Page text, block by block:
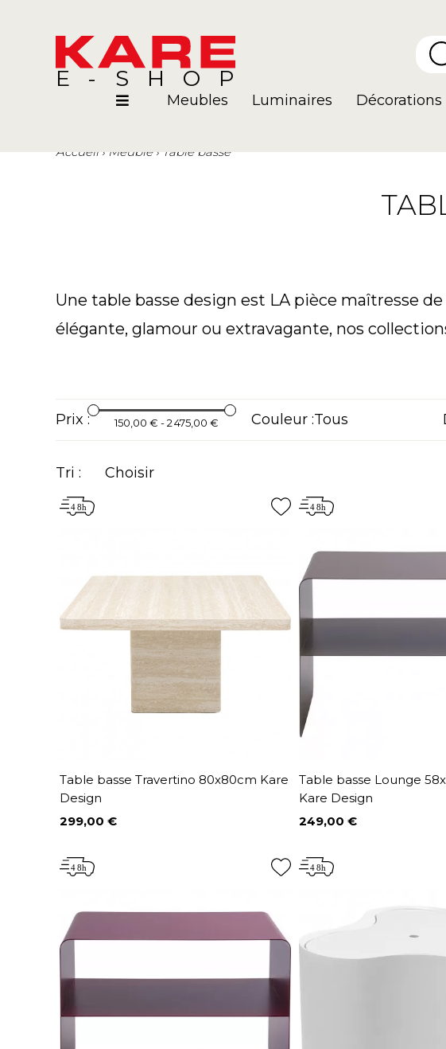
E-SHOP
Meubles Luminaires Décorations
Accueil Meuble Table basse
Une table basse design est LA pièce maîtresse
élégante, glamour ou extravagante, nos
Prix : 150,00 € - 2 475,00 € Couleur :
Tri : Choisir
Table basse Travertino 80x80cm Kare
Design
Prix
299,00 €
Table basse Lounge
Kare Design
Prix
249,00 €